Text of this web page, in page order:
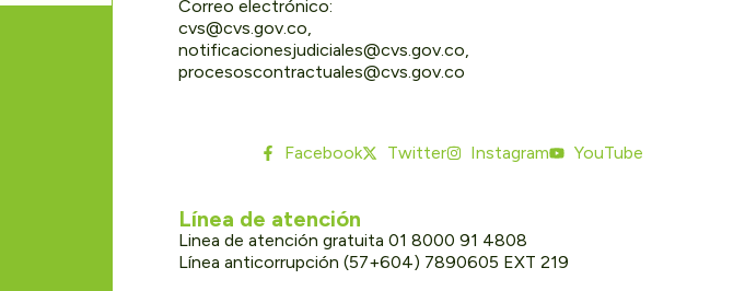
Correo electrónico:
cvs@cvs.gov.co,
notificacionesjudiciales@cvs.gov.co,
procesoscontractuales@cvs.gov.co
Facebook Twitter Instagram YouTube
Línea de atención
Linea de atención gratuita 01 8000 91 4808
Línea anticorrupción (57+604) 7890605 EXT 219